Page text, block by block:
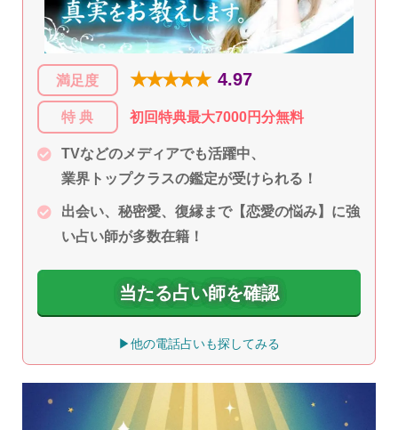
満足度 ★★★★★ 4.97
特 典 初回特典最大7000円分無料
TVなどのメディアでも活躍中、
業界トップクラスの鑑定が受けられる！
出会い、秘密愛、復縁まで【恋愛の悩み】に強
い占い師が多数在籍！
当たる占い師を確認
▶他の電話占いも探してみる